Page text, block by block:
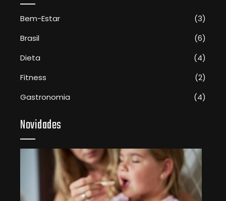
Bem-Estar
(3)
Brasil
(6)
Dieta
(4)
Fitness
(2)
Gastronomia
(4)
Novidades